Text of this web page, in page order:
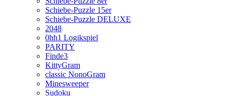
Schiebe-Puzzle 15er
Schiebe-Puzzle DELUXE
2048
0hh1 Logikspiel
PARITY
Finde3
KittyGram
classic NonoGram
Minesweeper
Sudoku